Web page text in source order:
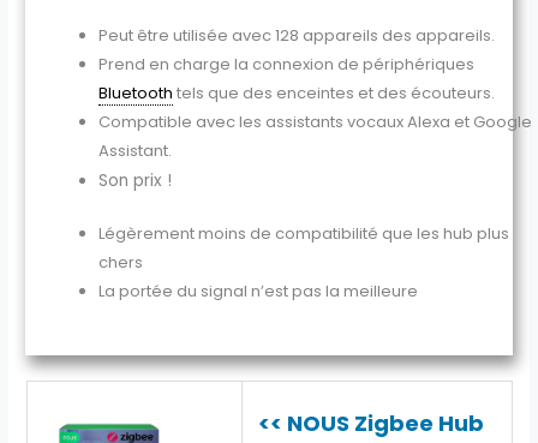
Peut être utilisée avec 128 appareils des appareils.
Prend en charge la connexion de périphériques
Bluetooth tels que des enceintes et des écouteurs.
Compatible avec les assistants vocaux Alexa et Google
Assistant.
Son prix !
Légèrement moins de compatibilité que les hub plus
chers
La portée du signal n’est pas la meilleure
<< NOUS Zigbee Hub